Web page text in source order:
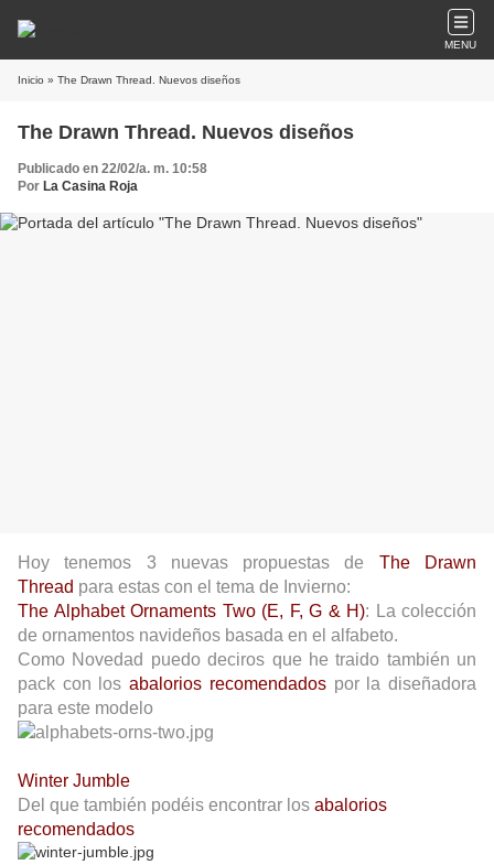
MENU
Inicio » The Drawn Thread. Nuevos diseños
The Drawn Thread. Nuevos diseños
Publicado en 22/02/a. m. 10:58
Por La Casina Roja
Hoy tenemos 3 nuevas propuestas de The Drawn
Thread para estas con el tema de Invierno:
The Alphabet Ornaments Two (E, F, G & H): La colección
de ornamentos navideños basada en el alfabeto.
Como Novedad puedo deciros que he traido también un
pack con losabalorios recomendadospor la diseñadora
para este modelo
Winter Jumble
Del que también podéis encontrar los abalorios
recomendados